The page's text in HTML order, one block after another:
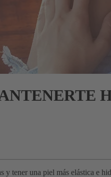
y tener una piel más elástica e